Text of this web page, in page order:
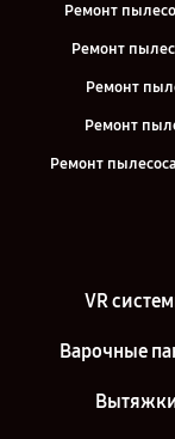
Ремонт
Ремонт
Ремонт
Ремонт
Ремонт
VR
Варочные